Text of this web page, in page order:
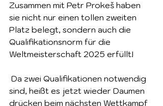
Zusammen mit Petr Prokeš haben
sie nicht nur einen tollen zweiten
Platz belegt, sondern auch die
Qualifikationsnorm für die
Weltmeisterschaft 2025 erfüllt!
sind, heißt es jetzt wieder Daumen
drücken beim nächsten Wettkampf